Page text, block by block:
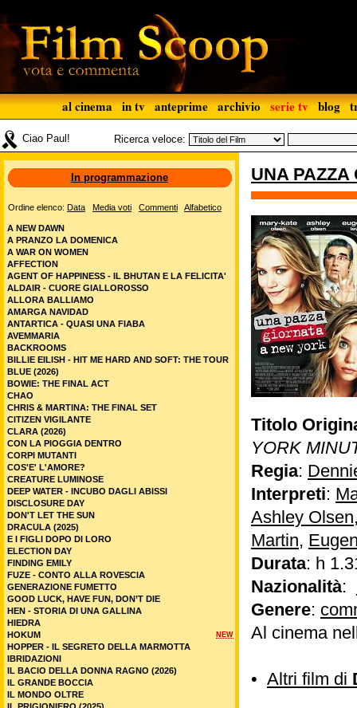
al cinema in tv anteprime archivio serie tv blog
Ciao Paul! Ricerca veloce:
UNA PAZZA
Titolo
YORK
Regia:
Interpreti:
Ashley Olsen
Martin,
Durata: h
Nazionalità:
Genere:
Al cinema
• Altri film di
In programmazione
Ordine elenco: Data Media voti Commenti Alfabetico
A NEW DAWN
A PRANZO LA DOMENICA
A WAR ON WOMEN
AFFECTION
AGENT OF HAPPINESS - IL BHUTAN E LA FELICITA'
ALDAIR - CUORE GIALLOROSSO
ALLORA BALLIAMO
AMARGA NAVIDAD
ANTARTICA - QUASI UNA FIABA
AVEMMARIA
BACKROOMS
BILLIE EILISH - HIT ME HARD AND SOFT: THE TOUR
BLUE (2026)
BOWIE: THE FINAL ACT
CHAO
CHRIS & MARTINA: THE FINAL SET
CITIZEN VIGILANTE
CLARA (2026)
CON LA PIOGGIA DENTRO
CORPI MUTANTI
COS'E' L'AMORE?
CREATURE LUMINOSE
DEEP WATER - INCUBO DAGLI ABISSI
DISCLOSURE DAY
DON'T LET THE SUN
DRACULA (2025)
E I FIGLI DOPO DI LORO
ELECTION DAY
FINDING EMILY
FUZE - CONTO ALLA ROVESCIA
GENERAZIONE FUMETTO
GOOD LUCK, HAVE FUN, DON’T DIE
HEN - STORIA DI UNA GALLINA
HIEDRA
NEW
HOKUM
HOPPER - IL SEGRETO DELLA MARMOTTA
IBRIDAZIONI
IL BACIO DELLA DONNA RAGNO (2026)
IL GRANDE BOCCIA
IL MONDO OLTRE